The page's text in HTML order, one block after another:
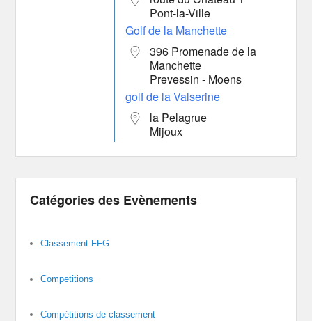
Pont-la-Ville
Golf de la Manchette
396 Promenade de la
Manchette
Prevessin - Moens
golf de la Valserine
la Pelagrue
Mijoux
Catégories des Evènements
Classement FFG
Competitions
Compétitions de classement